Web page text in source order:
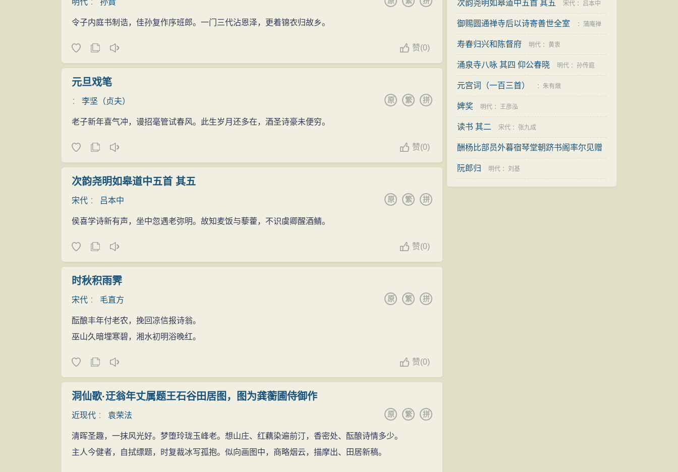
明代 ： 孙蕡
令子内庭书制诰，佳孙复作序班郎。一门三代沾恩泽，更着锦衣归故乡。
赞(0)
元旦戏笔
： 李坚（贞夫） 拼
繁
原
老子新年喜气冲，谩招毫管试春风。此生岁月还多在，酒圣诗豪未便穷。
赞(0)
次韵尧明如皋道中五首 其五
宋代 ： 吕本中 拼
繁
原
侯喜学诗新有声，坐中忽遇老弥明。故知麦饭与藜藿，不识虞卿醒酒鲭。
赞(0)
时秋积雨霁
宋代 ： 毛直方 拼
繁
原
酝酿丰年付老农，挽回凉信报诗翁。
巫山久暗埋寒碧，湘水初明浴晚红。
赞(0)
洞仙歌·迂翁年丈属题王石谷田居图，图为龚蘅圃侍御作
近现代 ： 袁荣法 拼
繁
原
清晖圣趣，一抹风光好。梦堕玲珑玉峰老。想山庄、红藕染遍前汀，香密处、酝酿诗情多少。
主人今健者，自拭缥题，时复裁冰写孤抱。似向画图中，商略烟云，描摩出、田居新稿。
次韵尧明如皋道中五首 其五 宋代 ： 吕本中
御赐圆通禅寺后以诗寄善世全室 ： 蒲庵禅
师
寿春归兴和陈督府 明代 ： 黄衷
涌泉寺八咏 其四 仰公春晓 明代 ： 孙传庭
元宫词（一百三首） ： 朱有燉
婢奖 明代 ： 王彦泓
读书 其二 宋代 ： 张九成
酬杨比部员外暮宿琴堂朝跻书阁率尔见赠
之作（作王维）
阮郎归 明代 ： 刘基